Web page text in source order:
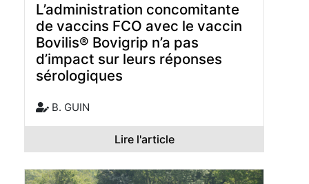
L’administration concomitante
de vaccins FCO avec le vaccin
Bovilis® Bovigrip n’a pas
d’impact sur leurs réponses
sérologiques
B. GUIN
Lire l'article